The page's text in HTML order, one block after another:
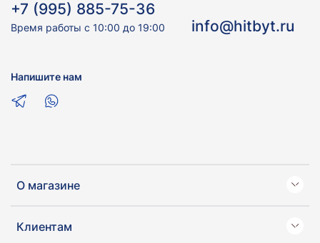
О магазине
Клиентам
+7 (995) 885-75-36
Время работы с 10:00 до 19:00 info@hitbyt.ru
Напишите нам